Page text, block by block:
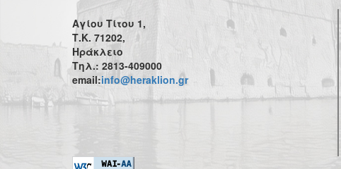
Αγίου Τίτου 1,
Τ.Κ. 71202,
Ηράκλειο
Τηλ.: 2813-409000
email:info@heraklion.gr